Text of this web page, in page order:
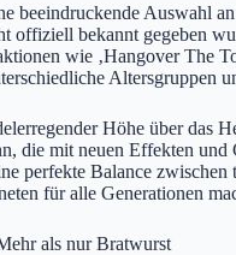
beeindruckende Auswahl
offiziell bekannt gegeben
wie ‚Hangover The
Altersgruppen
Höhe über das
die mit neuen Effekten
perfekte Balance
für alle Generationen
als nur Bratwurst